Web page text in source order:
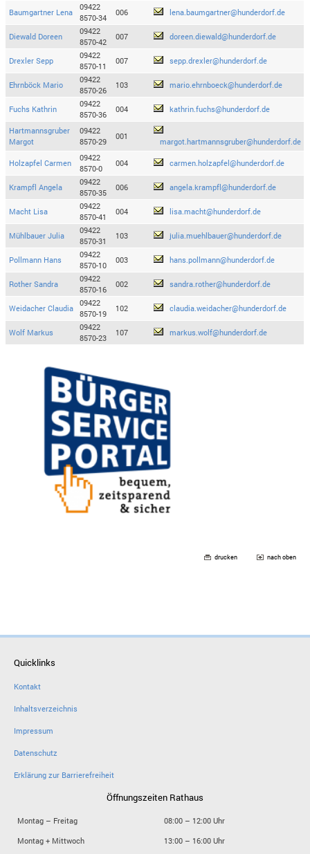
Baumgartner Lena
09422
8570-34
006 lena.baumgartner@hunderdorf.de
Diewald Doreen
09422
8570-42
007 doreen.diewald@hunderdorf.de
Drexler Sepp
09422
8570-11
007 sepp.drexler@hunderdorf.de
Ehrnböck Mario
09422
8570-26
103 mario.ehrnboeck@hunderdorf.de
Fuchs Kathrin
09422
8570-36
004 kathrin.fuchs@hunderdorf.de
Hartmannsgruber
Margot
09422
8570-29
001
margot.hartmannsgruber@hunderdorf.de
Holzapfel Carmen
09422
8570-0
004 carmen.holzapfel@hunderdorf.de
Krampfl Angela
09422
8570-35
006 angela.krampfl@hunderdorf.de
Macht Lisa
09422
8570-41
004 lisa.macht@hunderdorf.de
Mühlbauer Julia
09422
8570-31
103 julia.muehlbauer@hunderdorf.de
Pollmann Hans
09422
8570-10
003 hans.pollmann@hunderdorf.de
Rother Sandra
09422
8570-16
002 sandra.rother@hunderdorf.de
Weidacher Claudia
09422
8570-19
102 claudia.weidacher@hunderdorf.de
Wolf Markus
09422
8570-23
107 markus.wolf@hunderdorf.de
drucken nach oben
Quicklinks
Kontakt
Inhaltsverzeichnis
Impressum
Datenschutz
Erklärung zur Barrierefreiheit
Öffnungszeiten Rathaus
Montag – Freitag
08:00 – 12:00 Uhr
Montag + Mittwoch
13:00 – 16:00 Uhr